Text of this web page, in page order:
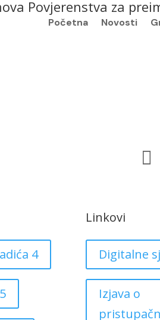
Početna Novosti
Povjerenstva za

4
Linkovi
Digitalne
Izjava o